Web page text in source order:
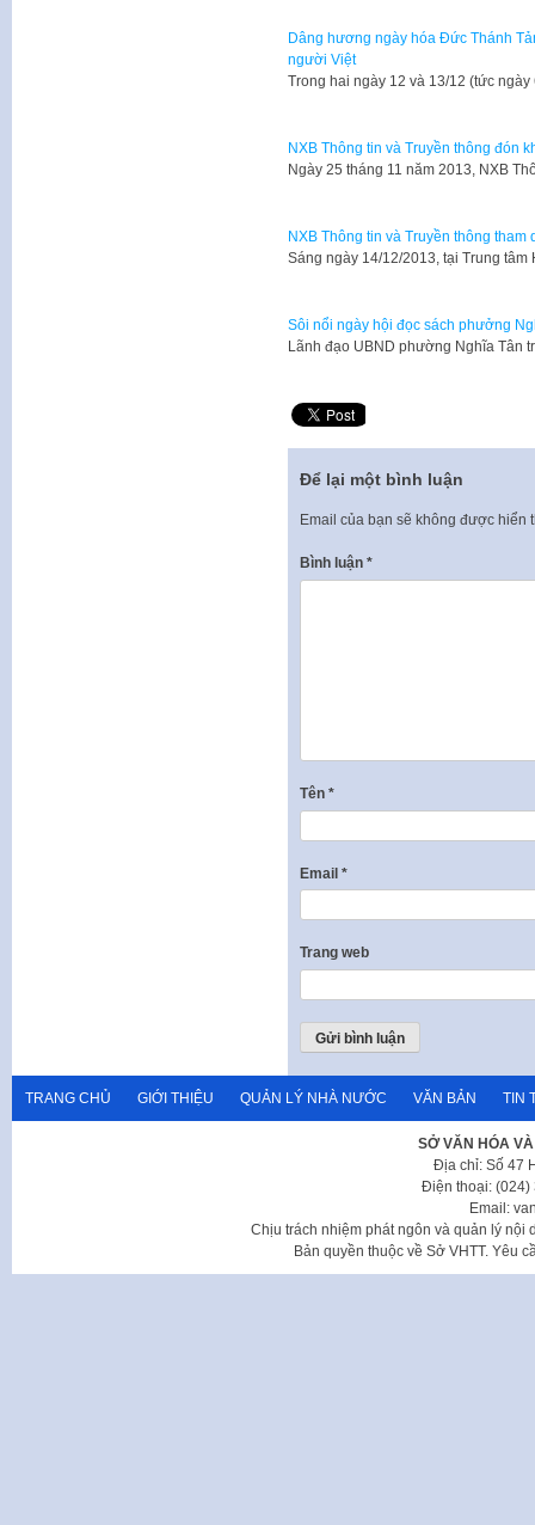
Dâng hương ngày hóa Đức Thánh
người Việt
Trong hai ngày 12 và 13/12 (tức
NXB Thông tin và Truyền thông đón
​Ngày 25 tháng 11 năm 2013, NXB
NXB Thông tin và Truyền thông
​Sáng ngày 14/12/2013, tại Trung
Sôi nổi ngày hội đọc sách phưởng
Lãnh đạo UBND phường Nghĩa Tân
Để lại một bình luận
Email của bạn sẽ không được hiển
Bình luận *
Tên *
Email *
Trang web
TRANG CHỦ GIỚI THIỆU QUẢN LÝ NHÀ NƯỚC VĂN BẢN TIN
SỞ VĂN HÓA
Địa chỉ: Số 47
Điện thoại: (024)
Email:
Chịu trách nhiệm phát ngôn và quản lý nội
Bản quyền thuộc về Sở VHTT. Yêu